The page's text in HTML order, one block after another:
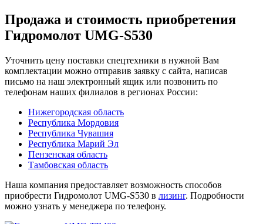
Продажа и cтоимость приобретения
Гидромолот UMG-S530
Уточнить цену поставки спецтехники в нужной Вам
комплектации можно отправив заявку с сайта, написав
письмо на наш электронный ящик или позвонить по
телефонам наших филиалов в регионах России:
Нижегородская область
Республика Мордовия
Республика Чувашия
Республика Марий Эл
Пензенская область
Тамбовская область
Наша компания предоставляет возможность способов
приобрести Гидромолот UMG-S530 в лизинг. Подробности
можно узнать у менеджера по телефону.